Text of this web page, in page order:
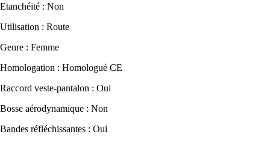
Etanchéité : Non
Utilisation : Route
Genre : Femme
Homologation : Homologué CE
Raccord veste-pantalon : Oui
Bosse aérodynamique : Non
Bandes réfléchissantes : Oui